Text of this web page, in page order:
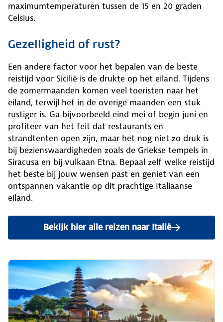
maximumtemperaturen tussen de 15 en 20 graden
Celsius.
Gezelligheid of rust?
Een andere factor voor het bepalen van de beste
reistijd voor Sicilië is de drukte op het eiland. Tijdens
de zomermaanden komen veel toeristen naar het
eiland, terwijl het in de overige maanden een stuk
rustiger is. Ga bijvoorbeeld eind mei of begin juni en
profiteer van het feit dat restaurants en
strandtenten open zijn, maar het nog niet zo druk is
bij bezienswaardigheden zoals de Griekse tempels in
Siracusa en bij vulkaan Etna. Bepaal zelf welke reistijd
het beste bij jouw wensen past en geniet van een
ontspannen vakantie op dit prachtige Italiaanse
eiland.
Bekijk hier alle reizen naar Italië